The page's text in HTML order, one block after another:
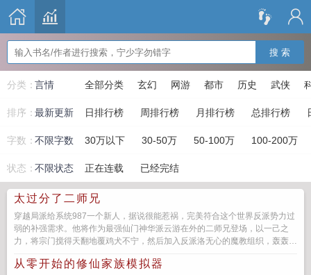
搜 索
分类： 全部分类 玄幻 网游 都市 历史 武侠
言情
排序： 日排行榜 周排行榜 月排行榜 总排行榜
最新更新
字数：不限字数 30万以下 30-50万 50-100万 100-200万
状态：不限状态 正在连载 已经完结
太过分了二师兄
穿越局派给系统987一个新人，据说很能惹祸，完美符合这个世界反派势力过
弱的补强需求。他将作为最强仙门神华派云游在外的二师兄登场，以一己之
力，将宗门搅得天翻地覆鸡犬不宁，然后加入反派洛无心的魔教组织，轰轰烈
从零开始的修仙家族模拟器